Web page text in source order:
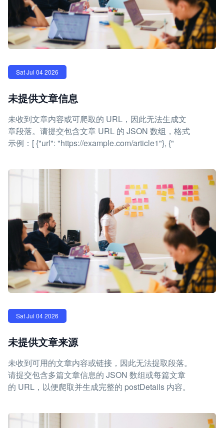
Sat Jul 04 2026
未提供文章信息
未收到文章内容或可爬取的 URL，因此无法生成文
章段落。请提交包含文章 URL 的 JSON 数组，格式
示例：[ {"url": "https://example.com/article1"}, {"
Sat Jul 04 2026
未提供文章来源
未收到可用的文章内容或链接，因此无法提取段落。
请提交包含多篇文章信息的 JSON 数组或每篇文章
的 URL，以便爬取并生成完整的 postDetails 内容。